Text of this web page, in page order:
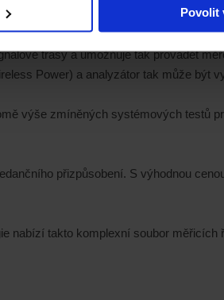
Povolit
trasy a umožňuje tak provádět
Power) a analyzátor tak může být
výše zmíněných systémových testů
přizpůsobení. S výhodnou
nabízí takto komplexní soubor měřicích